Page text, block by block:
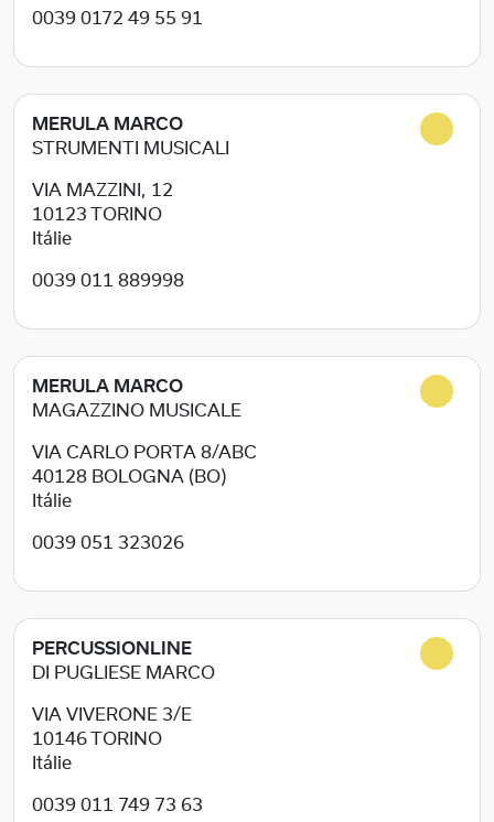
0039 0172 49 55 91
MERULA MARCO
STRUMENTI MUSICALI
VIA MAZZINI, 12
10123
TORINO
Itálie
0039 011 889998
MERULA MARCO
MAGAZZINO MUSICALE
VIA CARLO PORTA 8/ABC
40128 BOLOGNA (BO)
Itálie
0039 051 323026
PERCUSSIONLINE
DI PUGLIESE MARCO
VIA VIVERONE 3/E
10146
TORINO
Itálie
0039 011 749 73 63